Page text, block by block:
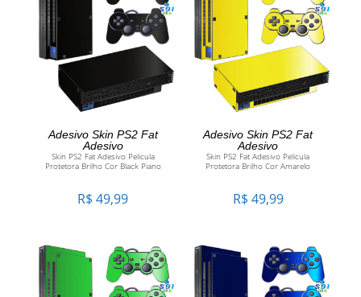
ADICIONAR AO CARRINHO
Adesivo Skin PS2 Fat
Adesivo
Skin PS2 Fat Adesivo Pelicula
Protetora Brilho Cor Black Piano
R$ 49,99
ADICIONAR AO CARRINHO
Adesivo Skin PS2 Fat
Adesivo
Skin PS2 Fat Adesivo Pelicula
Protetora Brilho Cor Amarelo
R$ 49,99